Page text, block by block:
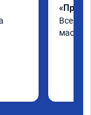
Все